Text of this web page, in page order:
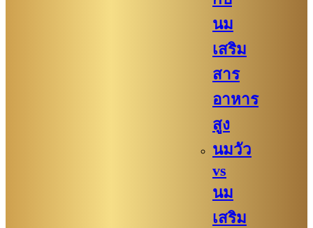
นม
เสริม
สาร
อาหาร
สูง
นมวัว
vs
นม
เสริม